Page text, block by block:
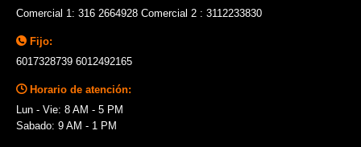
Comercial 1: 316 2664928 Comercial 2 : 3112233830
Fijo:
6017328739 6012492165
Horario de atención:
Lun - Vie: 8 AM - 5 PM
Sabado: 9 AM - 1 PM